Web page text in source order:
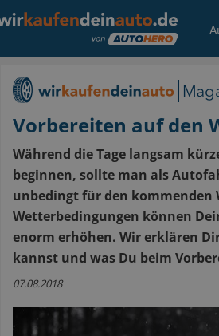
Vorbereiten auf den
Während die Tage langsam
beginnen, sollte man als
unbedingt für den kommenden
Wetterbedingungen können
enorm erhöhen. Wir erklären
kannst und was Du beim
07.08.2018